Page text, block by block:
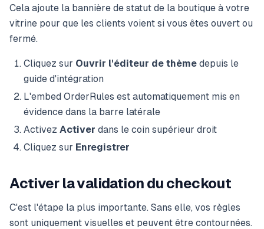
Cela ajoute la bannière de statut de la boutique à votre
vitrine pour que les clients voient si vous êtes ouvert ou
fermé.
Cliquez sur Ouvrir l'éditeur de thème depuis le
guide d'intégration
L'embed OrderRules est automatiquement mis en
évidence dans la barre latérale
Activez Activer dans le coin supérieur droit
Cliquez sur Enregistrer
Activer la validation du checkout
C'est l'étape la plus importante. Sans elle, vos règles
sont uniquement visuelles et peuvent être contournées.